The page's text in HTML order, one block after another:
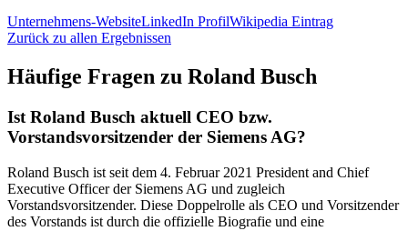
Unternehmens-WebsiteLinkedIn ProfilWikipedia Eintrag
Zurück zu allen Ergebnissen
Häufige Fragen zu Roland Busch
Ist Roland Busch aktuell CEO bzw.
Vorstandsvorsitzender der Siemens AG?
Roland Busch ist seit dem 4. Februar 2021 President and Chief
Executive Officer der Siemens AG und zugleich
Vorstandsvorsitzender. Diese Doppelrolle als CEO und Vorsitzender
des Vorstands ist durch die offizielle Biografie und eine